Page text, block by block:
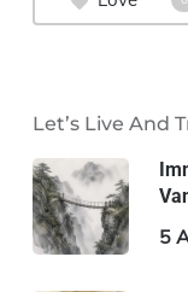
Let’s Live And
5